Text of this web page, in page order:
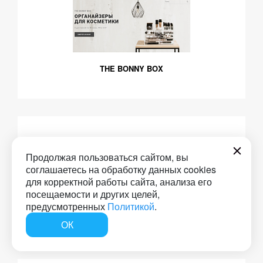
Продолжая пользоваться сайтом, вы
соглашаетесь на обработку данных cookies
для корректной работы сайта, анализа его
посещаемости и других целей,
предусмотренных Политикой.
ОК
THE BONNY BOX
Кухни Mixx